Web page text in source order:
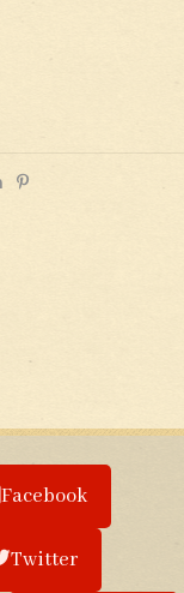
Facebook
Twitter